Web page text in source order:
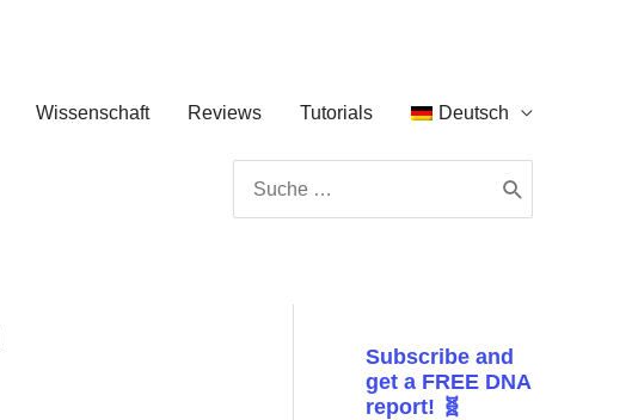
Wissenschaft Reviews Tutorials Deutsch
for:
Subscribe and
get a FREE DNA
report! 🧬